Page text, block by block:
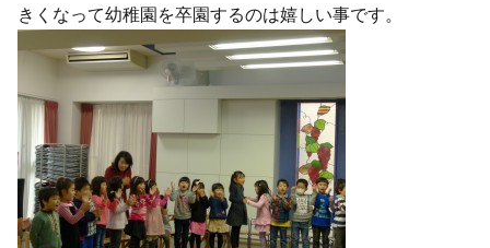
きくなって幼稚園を卒園するのは嬉しい事です。